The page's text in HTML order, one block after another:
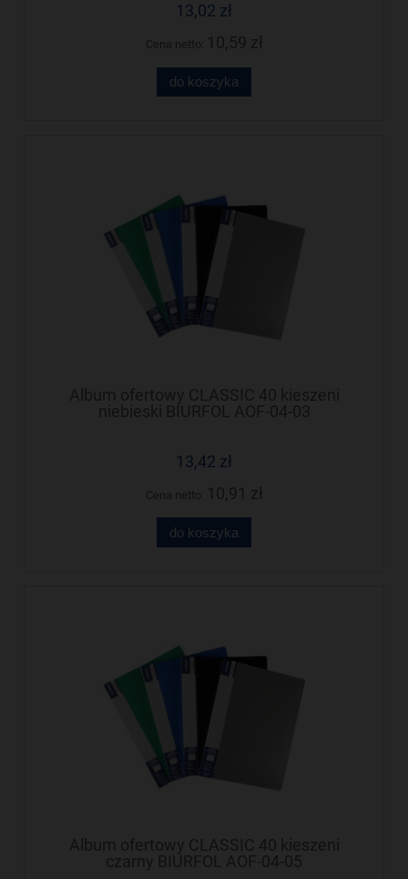
13,02 zł
do koszyka
Album ofertowy CLASSIC 40 kieszeni
niebieski BIURFOL AOF-04-03
13,42 zł
do koszyka
Album ofertowy CLASSIC 40 kieszeni
czarny BIURFOL AOF-04-05